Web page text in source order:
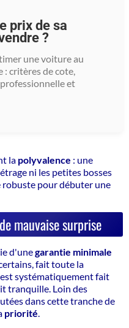
prix de sa
?
une voiture au
: critères de cote,
et
la polyvalence : une
ni les petites bosses
pour débuter une
mauvaise surprise
d'unegarantie minimale
fait toute la
est systématiquement fait
tranquille. Loin des
dans cette tranche de
priorité.